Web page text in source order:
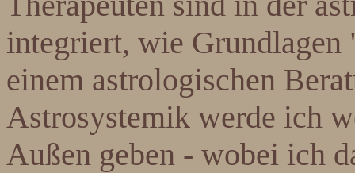
integriert, wie
einem astrologischen
Astrosystemik werde ich
Außen geben - wobei ich